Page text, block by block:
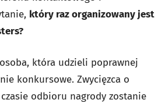
który raz organizowany jest
która udzieli poprawnej
konkursowe. Zwycięzca o
odbioru nagrody zostanie